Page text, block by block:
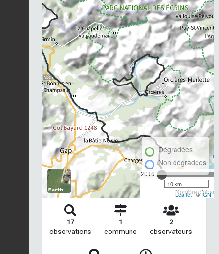
2016
Nombre
Dégradées
Non dégradées
10 km
Leaflet| ©IGN
17
observations
1
commune
2
observateurs